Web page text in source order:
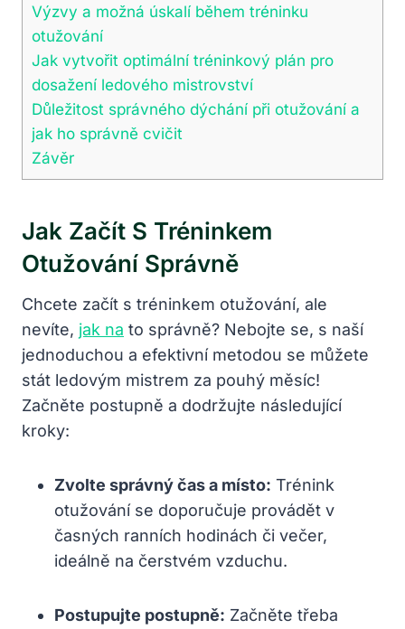
Výzvy a možná úskalí během tréninku
otužování
Jak vytvořit optimální tréninkový plán pro
dosažení ledového mistrovství
Důležitost správného dýchání při otužování a
jak ho správně cvičit
Závěr
Jak Začít S Tréninkem
Otužování Správně
Chcete začít s tréninkem otužování, ale
nevíte, jak na to správně? Nebojte se, s naší
jednoduchou a efektivní metodou se můžete
stát ledovým mistrem za pouhý měsíc!
Začněte postupně a dodržujte následující
kroky:
Zvolte správný čas a místo: Trénink
otužování se doporučuje provádět v
časných ranních hodinách či večer,
ideálně na čerstvém vzduchu.
Postupujte postupně: Začněte třeba